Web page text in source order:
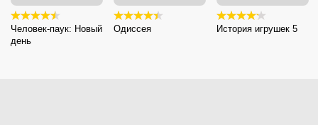
Человек-паук: Новый
день
Одиссея История игрушек 5